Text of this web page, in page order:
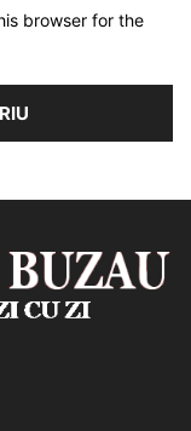
browser for the